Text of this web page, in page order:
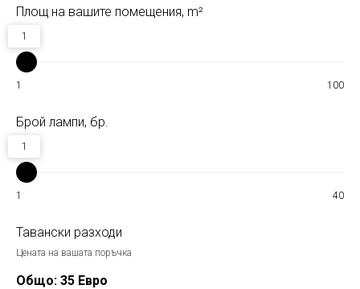
Площ на вашите помещения, m²
1
1 100
Брой лампи, бр.
1
1 40
Тавански разходи
Цената на вашата поръчка
Общо: 35 Евро